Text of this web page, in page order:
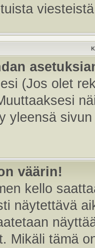
(Jos olet
yleensä
väärin!
kello
näytettävä
Mikäli tämä